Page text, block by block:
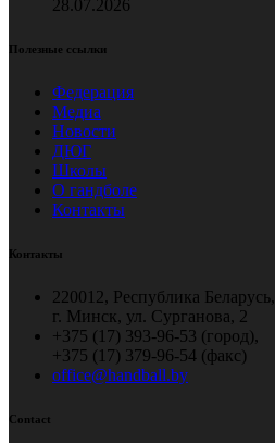
28.07.2026
Полезные ссылки
Федерация
Медиа
Новости
ДЮГ
Школы
О гандболе
Контакты
Контакты
220012, Республика Беларусь,
г. Минск, ул. Сурганова, 2
+375 (17) 393-96-53 (город),
+375 (17) 379-96-54 (факс)
office@handball.by
Contact